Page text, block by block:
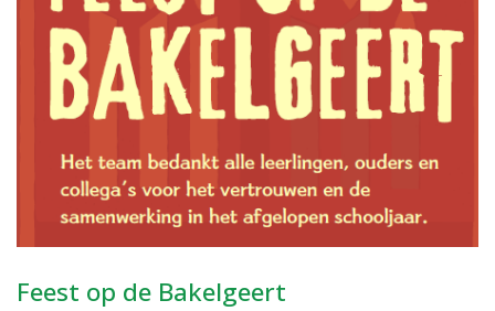
Feest op de Bakelgeert